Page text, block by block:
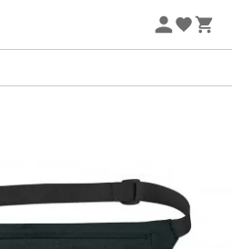
DODATKOWO przy zakupie 2